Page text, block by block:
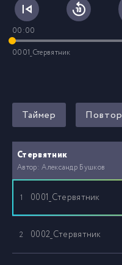
00:00
0001_Стервятник
Таймер Повтор
Стервятник
Автор: Александр Бушков
1 0001_Стервятник
2 0002_Стервятник